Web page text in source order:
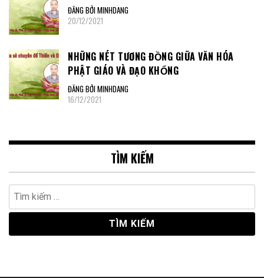
ĐĂNG BỞI MINHDANG
20/12/2021
NHỮNG NÉT TƯƠNG ĐỒNG GIỮA VĂN HÓA
PHẬT GIÁO VÀ ĐẠO KHỔNG
ĐĂNG BỞI MINHDANG
16/12/2021
TÌM KIẾM
Tìm
kiếm
cho: